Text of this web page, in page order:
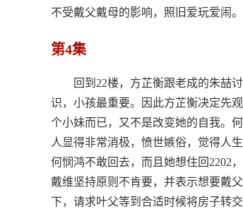
不受戴父戴母的影响，照旧爱玩爱闹。
第4集
回到22楼，方芷衡跟老成的朱喆
识，小孩最重要。因此方芷衡决定先
个小妹而已，又不是改变她的自我。
人显得非常消极，愤世嫉俗，觉得人
何悯鸿不敢回去，而且她想住回2202
戴维坚持原则不肯要，并表示想要戴
下，请求叶父等到合适时候将房子转